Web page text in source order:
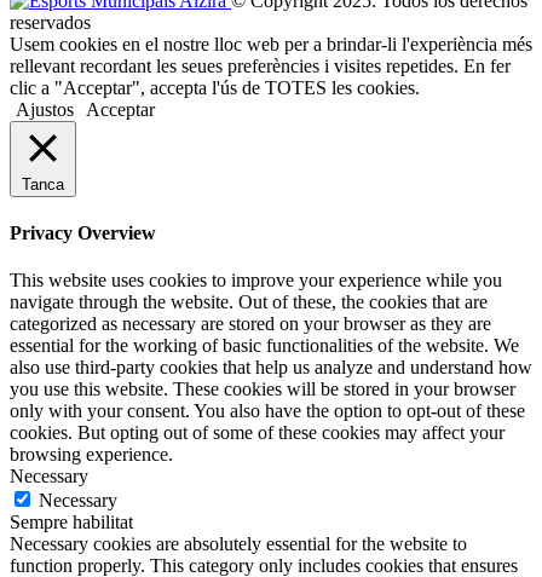
reservados
Usem cookies en el nostre lloc web per a brindar-li l'experiència més
rellevant recordant les seues preferències i visites repetides. En fer
clic a "Acceptar", accepta l'ús de TOTES les cookies.
Ajustos
Acceptar
Tanca
Privacy Overview
This website uses cookies to improve your experience while you
navigate through the website. Out of these, the cookies that are
categorized as necessary are stored on your browser as they are
essential for the working of basic functionalities of the website. We
also use third-party cookies that help us analyze and understand how
you use this website. These cookies will be stored in your browser
only with your consent. You also have the option to opt-out of these
cookies. But opting out of some of these cookies may affect your
browsing experience.
Necessary
Necessary
Sempre habilitat
Necessary cookies are absolutely essential for the website to
function properly. This category only includes cookies that ensures